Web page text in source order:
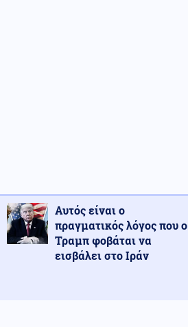
Αυτός είναι ο
πραγματικός λόγος που ο
Τραμπ φοβάται να
εισβάλει στο Ιράν